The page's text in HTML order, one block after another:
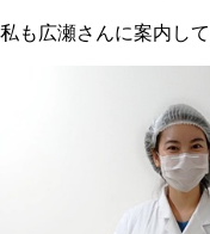
私も広瀬さんに案内し